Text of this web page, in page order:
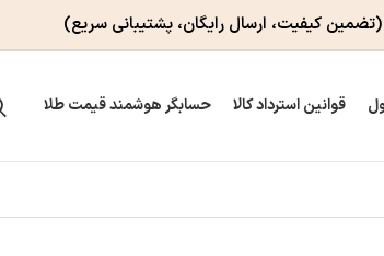
(تضمین کیفیت، ارسال رایگان، پشتیبانی سریع)
قوانین استرداد کالا حسابگر هوشمند قیمت طلا